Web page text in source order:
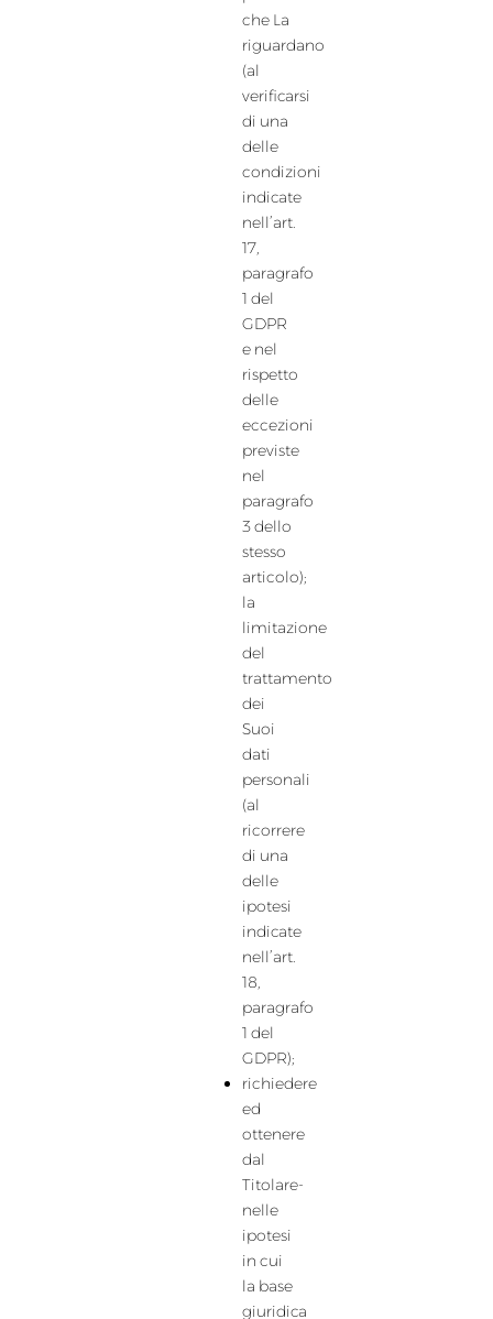
che La
riguardano
(al
verificarsi
di una
delle
condizioni
indicate
nell’art.
17,
paragrafo
1 del
GDPR
e nel
rispetto
delle
eccezioni
previste
nel
paragrafo
3 dello
stesso
articolo);
la
limitazione
del
trattamento
dei
Suoi
dati
personali
(al
ricorrere
di una
delle
ipotesi
indicate
nell’art.
18,
paragrafo
1 del
GDPR);
richiedere
ed
ottenere
dal
Titolare-
nelle
ipotesi
in cui
la base
giuridica